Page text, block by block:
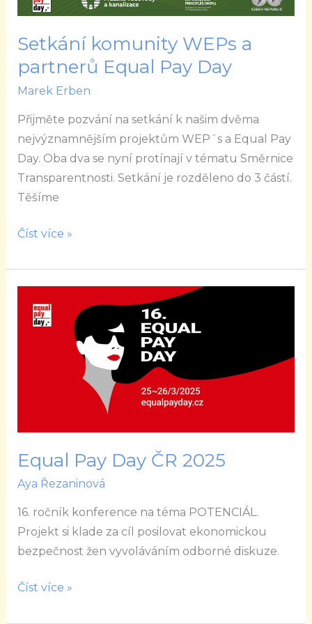
Setkání komunity WEPs a
partnerů Equal Pay Day
Marek Erben
Přijměte pozvání na setkání k našim dvěma
nejvýznamnějším projektům WEP´s a Equal Pay
Day. Oba dva se nyní protínají v tématu Směrnice
Transparentnosti. Setkání je rozděleno do 3 částí.
Těšíme
Číst více »
Equal Pay Day ČR 2025
Aya Řezaninová
16. ročník konference na téma POTENCIÁL.
Projekt si klade za cíl posilovat ekonomickou
bezpečnost žen vyvoláváním odborné diskuze.
Pay
Číst více »